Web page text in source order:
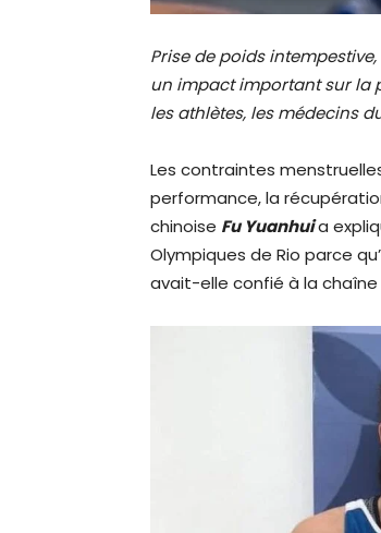
Prise de poids
un impact important sur la
les athlètes, les médecins
Les contraintes
performance, la
chinoise Fu Yuanhuia
Olympiques de Rio parce
avait-elle confié à la chaîne